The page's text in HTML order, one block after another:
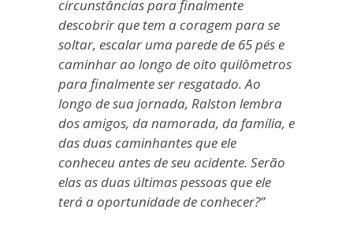
circunstâncias para finalmente
descobrir que tem a coragem para se
soltar, escalar uma parede de 65 pés e
caminhar ao longo de oito quilômetros
para finalmente ser resgatado. Ao
longo de sua jornada, Ralston lembra
dos amigos, da namorada, da família, e
das duas caminhantes que ele
conheceu antes de seu acidente. Serão
elas as duas últimas pessoas que ele
terá a oportunidade de conhecer?”